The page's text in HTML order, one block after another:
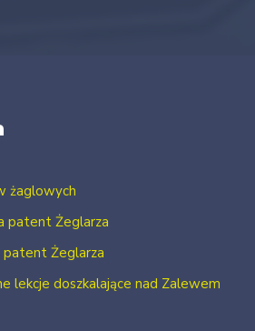
żaglowych
patent Żeglarza
patent Żeglarza
lekcje doszkalające nad Zalewem